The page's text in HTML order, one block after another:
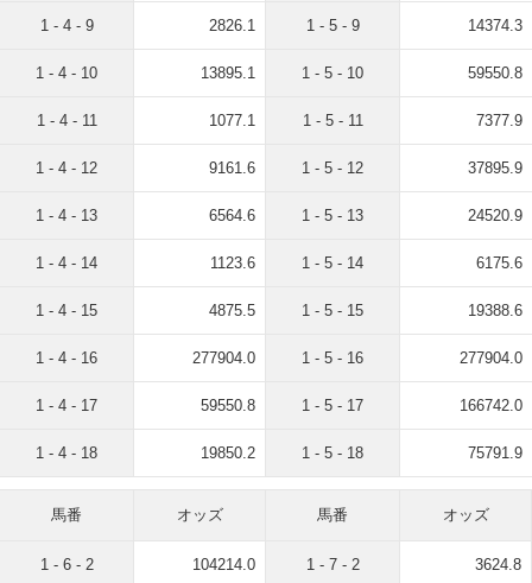
1 - 4 - 9 2826.1
1 - 4 - 10 13895.1
1 - 4 - 11 1077.1
1 - 4 - 12 9161.6
1 - 4 - 13 6564.6
1 - 4 - 14 1123.6
1 - 4 - 15 4875.5
1 - 4 - 16 277904.0
1 - 4 - 17 59550.8
1 - 4 - 18 19850.2
1 - 5 - 9 14374.3
1 - 5 - 10 59550.8
1 - 5 - 11 7377.9
1 - 5 - 12 37895.9
1 - 5 - 13 24520.9
1 - 5 - 14 6175.6
1 - 5 - 15 19388.6
1 - 5 - 16 277904.0
1 - 5 - 17 166742.0
1 - 5 - 18 75791.9
馬番 オッズ
1 - 6 - 2 104214.0
馬番 オッズ
1 - 7 - 2 3624.8